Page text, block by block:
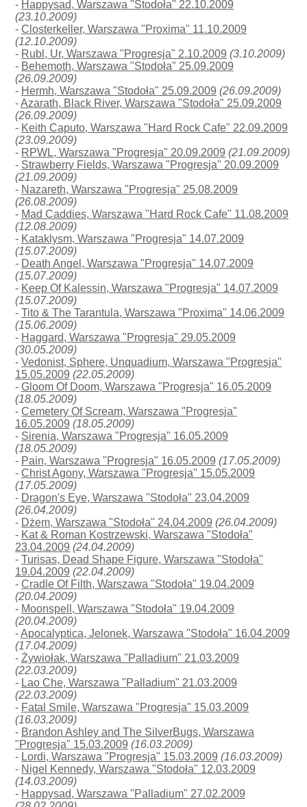
- Happysad, Warszawa "Stodoła" 22.10.2009
(23.10.2009)
-Closterkeller, Warszawa "Proxima" 11.10.2009
(12.10.2009)
- Rubl, Ur, Warszawa "Progresja" 2.10.2009 (3.10.2009)
- Behemoth, Warszawa "Stodoła" 25.09.2009
(26.09.2009)
- Hermh, Warszawa "Stodoła" 25.09.2009 (26.09.2009)
-Azarath, Black River, Warszawa "Stodoła" 25.09.2009
(26.09.2009)
- Keith Caputo, Warszawa "Hard Rock Cafe" 22.09.2009
(23.09.2009)
- RPWL, Warszawa "Progresja" 20.09.2009 (21.09.2009)
- Strawberry Fields, Warszawa "Progresja" 20.09.2009
(21.09.2009)
- Nazareth, Warszawa "Progresja" 25.08.2009
(26.08.2009)
- Mad Caddies, Warszawa "Hard Rock Cafe" 11.08.2009
(12.08.2009)
- Kataklysm, Warszawa "Progresja" 14.07.2009
(15.07.2009)
- Death Angel, Warszawa "Progresja" 14.07.2009
(15.07.2009)
- Keep Of Kalessin, Warszawa "Progresja" 14.07.2009
(15.07.2009)
-Tito & The Tarantula, Warszawa "Proxima" 14.06.2009
(15.06.2009)
- Haggard, Warszawa "Progresja" 29.05.2009
(30.05.2009)
-Vedonist, Sphere, Unquadium, Warszawa "Progresja"
15.05.2009 (22.05.2009)
-Gloom Of Doom, Warszawa "Progresja" 16.05.2009
(18.05.2009)
-Cemetery Of Scream, Warszawa "Progresja"
16.05.2009 (18.05.2009)
- Sirenia, Warszawa "Progresja" 16.05.2009
(18.05.2009)
- Pain, Warszawa "Progresja" 16.05.2009 (17.05.2009)
-Christ Agony, Warszawa "Progresja" 15.05.2009
(17.05.2009)
- Dragon's Eye, Warszawa "Stodoła" 23.04.2009
(26.04.2009)
- Dżem, Warszawa "Stodoła" 24.04.2009 (26.04.2009)
- Kat & Roman Kostrzewski, Warszawa "Stodoła"
23.04.2009 (24.04.2009)
-Turisas, Dead Shape Figure, Warszawa "Stodoła"
19.04.2009 (22.04.2009)
-Cradle Of Filth, Warszawa "Stodoła" 19.04.2009
(20.04.2009)
- Moonspell, Warszawa "Stodoła" 19.04.2009
(20.04.2009)
-Apocalyptica, Jelonek, Warszawa "Stodoła" 16.04.2009
(17.04.2009)
-Żywiołak, Warszawa "Palladium" 21.03.2009
(22.03.2009)
- Lao Che, Warszawa "Palladium" 21.03.2009
(22.03.2009)
- Fatal Smile, Warszawa "Progresja" 15.03.2009
(16.03.2009)
- Brandon Ashley and The SilverBugs, Warszawa
"Progresja" 15.03.2009 (16.03.2009)
- Lordi, Warszawa "Progresja" 15.03.2009 (16.03.2009)
- Nigel Kennedy, Warszawa "Stodoła" 12.03.2009
(14.03.2009)
- Happysad, Warszawa "Palladium" 27.02.2009